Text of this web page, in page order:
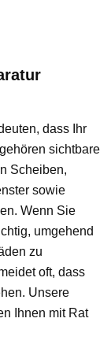
dass Ihr
sichtbare
Scheiben,
sowie
Wenn Sie
umgehend
zu
oft, dass
Unsere
Ihnen mit Rat